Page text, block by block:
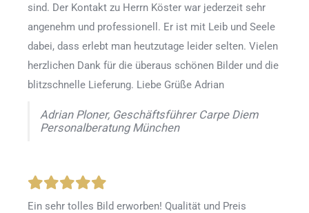
sind. Der Kontakt zu Herrn Köster war jederzeit sehr
angenehm und professionell. Er ist mit Leib und Seele
dabei, dass erlebt man heutzutage leider selten. Vielen
herzlichen Dank für die überaus schönen Bilder und die
blitzschnelle Lieferung. Liebe Grüße Adrian
Adrian Ploner, Geschäftsführer Carpe Diem
Personalberatung München
Ein sehr tolles Bild erworben! Qualität und Preis